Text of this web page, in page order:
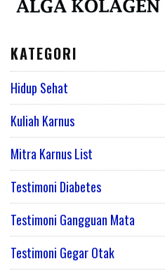
KATEGORI
Hidup Sehat
Kuliah Karnus
Mitra Karnus List
Testimoni Diabetes
Testimoni Gangguan Mata
Testimoni Gegar Otak